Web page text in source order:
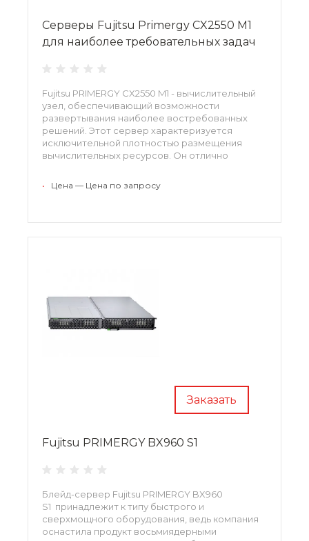
Серверы Fujitsu Primergy CX2550 M1
для наиболее требовательных задач
Fujitsu PRIMERGY CX2550 M1 - вычислительный
узел, обеспечивающий возможности
развертывания наиболее востребованных
решений. Этот сервер характеризуется
исключительной плотностью размещения
вычислительных ресурсов. Он отлично
организациях любого размера и рода
• Цена — Цена по запросу
Заказать
Fujitsu PRIMERGY BX960 S1
Блейд-сервер Fujitsu PRIMERGY BX960
S1 принадлежит к типу быстрого и
сверхмощного оборудования, ведь компания
оснастила продукт восьмиядерными